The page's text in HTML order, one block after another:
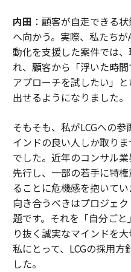
内田 ：顧客が自走できる
へ向かう。実際、私たち
動化を支援した案件では
れ、顧客から「浮いた時
アプローチを試したい」
出せるようになりました。
そもそも、私がLCGへの
インドの良い人しか取り
でした。近年のコンサル
先行し、一部の若手に特
ることに危機感を抱いて
向き合うべきはプロジェ
題です。それを「自分ご
り抜く誠実なマインドを
私にとって、LCGの採用
した。